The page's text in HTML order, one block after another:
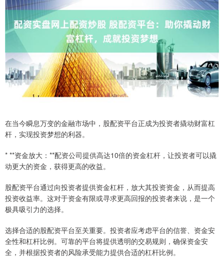
在当今瞬息万变的金融市场中，股配资平台正成为投资者撬动财富杠
杆，实现投资梦想的利器。
* **资金放大：**配资公司提供高达10倍的资金杠杆，让投资者可以撬
动更大的资金，获得更高的收益。
股配资平台通过向投资者提供资金杠杆，放大其投资资金，从而提高
投资收益率。这对于资金有限或寻求更高回报的投资者来说，是一个
极具吸引力的选择。
选择合适的股配资平台至关重要。投资者应考虑平台的信誉、资金安
全性和杠杆比例。可靠的平台将提供透明的交易规则，确保资金安
全，并根据投资者的风险承受能力提供合适的杠杆比例。